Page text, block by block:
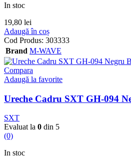
In stoc
19,80 lei
Adaugă în coș
Cod Produs: 303333
Brand M-WAVE
Compara
Adaugă la favorite
Ureche Cadru SXT GH-094
SXT
Evaluat la 0 din 5
(0)
In stoc